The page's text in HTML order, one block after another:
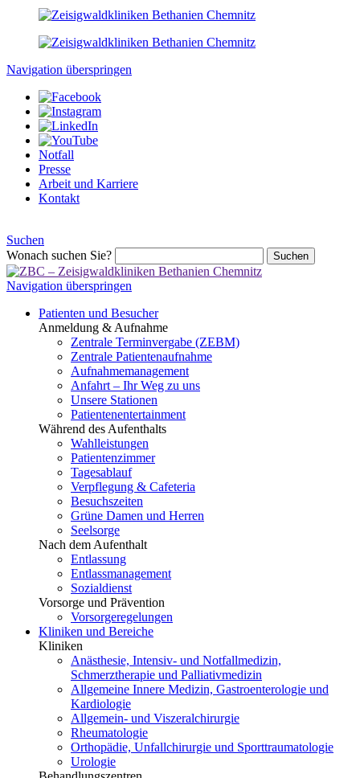
Navigation überspringen
Notfall
Presse
Arbeit und Karriere
Kontakt
Suchen
Wonach suchen Sie?
Suchen
Navigation überspringen
Patienten und Besucher
Anmeldung & Aufnahme
Zentrale Terminvergabe (ZEBM)
Zentrale Patientenaufnahme
Aufnahmemanagement
Anfahrt – Ihr Weg zu uns
Unsere Stationen
Patientenentertainment
Während des Aufenthalts
Wahlleistungen
Patientenzimmer
Tagesablauf
Verpflegung & Cafeteria
Besuchszeiten
Grüne Damen und Herren
Seelsorge
Nach dem Aufenthalt
Entlassung
Entlassmanagement
Sozialdienst
Vorsorge und Prävention
Vorsorgeregelungen
Kliniken und Bereiche
Kliniken
Anästhesie, Intensiv- und Notfallmedizin,
Schmerztherapie und Palliativmedizin
Allgemeine Innere Medizin, Gastroenterologie und
Kardiologie
Allgemein- und Viszeralchirurgie
Rheumatologie
Orthopädie, Unfallchirurgie und Sporttraumatologie
Urologie